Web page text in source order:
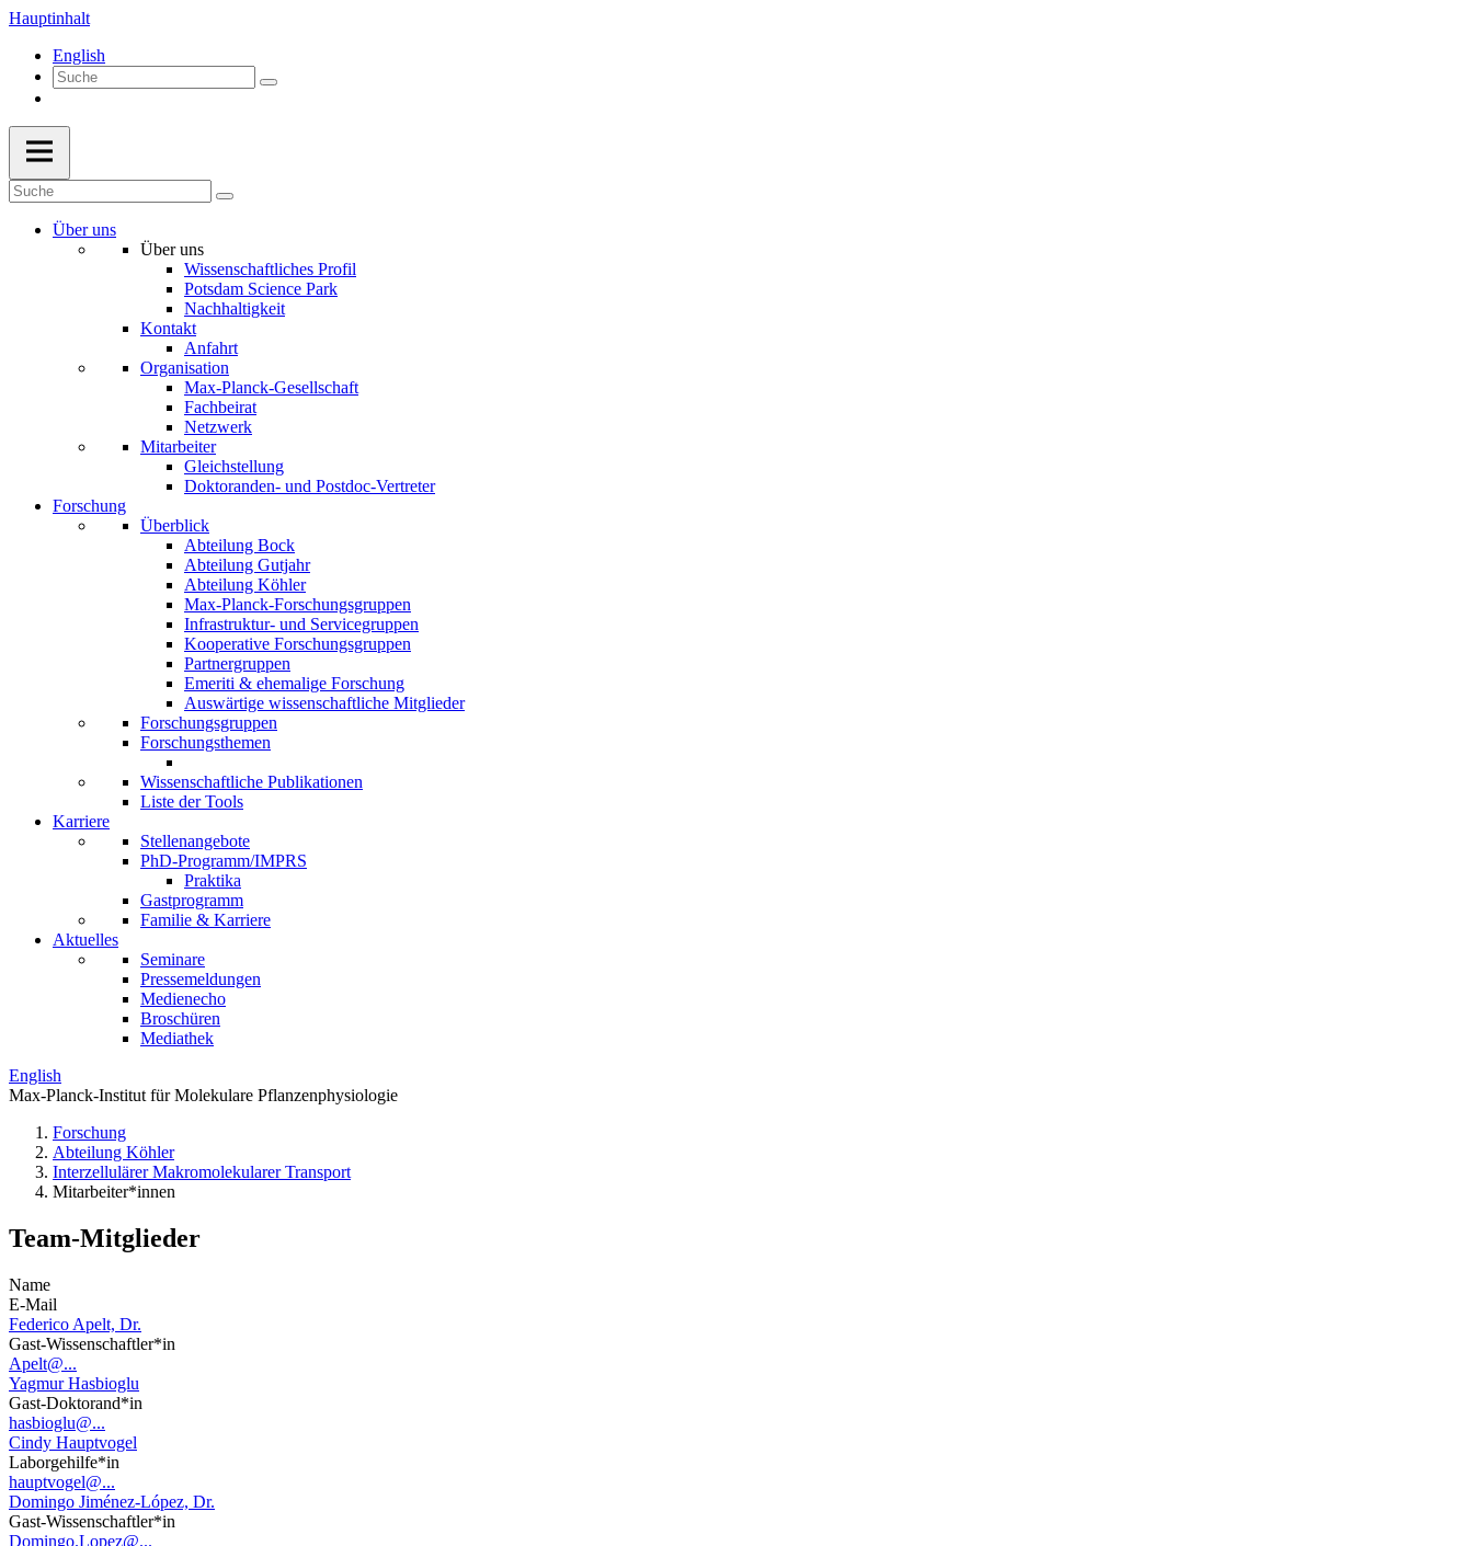
Hauptinhalt
English
Über uns
Über uns
Wissenschaftliches Profil
Potsdam Science Park
Nachhaltigkeit
Kontakt
Anfahrt
Organisation
Max-Planck-Gesellschaft
Fachbeirat
Netzwerk
Mitarbeiter
Gleichstellung
Doktoranden- und Postdoc-Vertreter
Forschung
Überblick
Abteilung Bock
Abteilung Gutjahr
Abteilung Köhler
Max-Planck-Forschungsgruppen
Infrastruktur- und Servicegruppen
Kooperative Forschungsgruppen
Partnergruppen
Emeriti & ehemalige Forschung
Auswärtige wissenschaftliche Mitglieder
Forschungsgruppen
Forschungsthemen
Wissenschaftliche Publikationen
Liste der Tools
Karriere
Stellenangebote
PhD-Programm/IMPRS
Praktika
Gastprogramm
Familie & Karriere
Aktuelles
Seminare
Pressemeldungen
Medienecho
Broschüren
Mediathek
English
Max-Planck-Institut für Molekulare Pflanzenphysiologie
Forschung
Abteilung Köhler
Interzellulärer Makromolekularer Transport
Mitarbeiter*innen
Team-Mitglieder
Name
E-Mail
Federico Apelt, Dr.
Gast-Wissenschaftler*in
Apelt@...
Yagmur Hasbioglu
Gast-Doktorand*in
hasbioglu@...
Cindy Hauptvogel
Laborgehilfe*in
hauptvogel@...
Domingo Jiménez-López, Dr.
Gast-Wissenschaftler*in
Domingo.Lopez@...